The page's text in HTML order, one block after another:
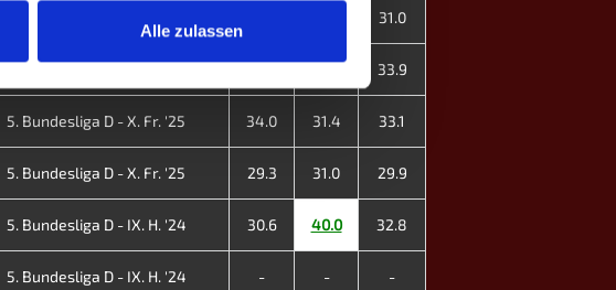
Alle zulassen
31.0
5. Bundesliga D - X. Fr. '25 33.6 34.7 33.9
5. Bundesliga D - X. Fr. '25 34.0 31.4 33.1
5. Bundesliga D - X. Fr. '25 29.3 31.0 29.9
5. Bundesliga D - IX. H. '24 30.6 40.0 32.8
5. Bundesliga D - IX. H. '24 - - -